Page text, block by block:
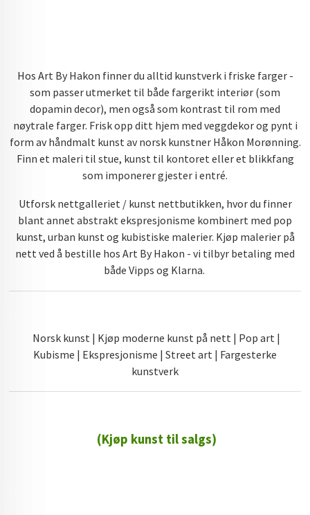
Hos Art By Hakon finner du alltid kunstverk i friske farger -
som passer utmerket til både fargerikt interiør (som
dopamin decor), men også som kontrast til rom med
nøytrale farger. Frisk opp ditt hjem med veggdekor og pynt i
form av håndmalt kunst av norsk kunstner Håkon Morønning.
Finn et maleri til stue, kunst til kontoret eller et blikkfang
som imponerer gjester i entré.
Utforsk nettgalleriet / kunst nettbutikken, hvor du finner
blant annet abstrakt ekspresjonisme kombinert med pop
kunst, urban kunst og kubistiske malerier. Kjøp malerier på
nett ved å bestille hos Art By Hakon - vi tilbyr betaling med
både Vipps og Klarna.
Norsk kunst | Kjøp moderne kunst på nett | Pop art |
Kubisme | Ekspresjonisme | Street art | Fargesterke
kunstverk
(Kjøp kunst til salgs)